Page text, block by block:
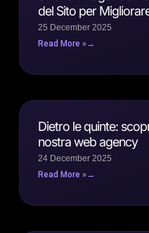
del Sito per
25 December 2025
Read More »
Dietro le quinte:
nostra web agency
24 December 2025
Read More »